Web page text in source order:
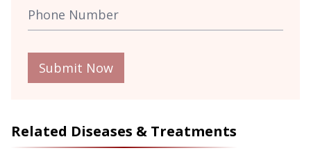
Submit Now
Related Diseases & Treatments